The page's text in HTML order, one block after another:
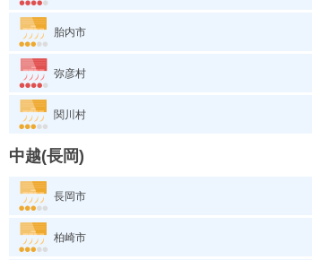
胎内市
弥彦村
関川村
中越(長岡)
長岡市
柏崎市